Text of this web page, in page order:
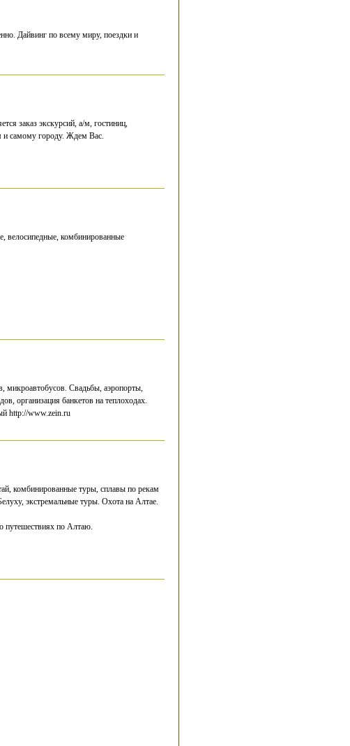
Дайвинг по всему миру, поездки и
заказ экскурсий, а/м, гостиниц,
и самому городу. Ждем Вас.
комбинированные
Свадьбы, аэропорты,
организация банкетов на теплоходах.
http://www.zein.ru
комбинированные туры, сплавы по рекам
экстремальные туры. Охота на Алтае.
путешествиях по Алтаю.